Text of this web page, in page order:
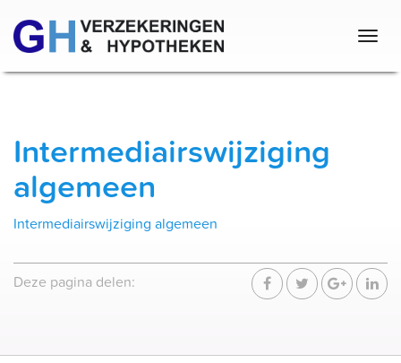
Intermediairswijziging
algemeen
Intermediairswijziging algemeen
Deze pagina delen: